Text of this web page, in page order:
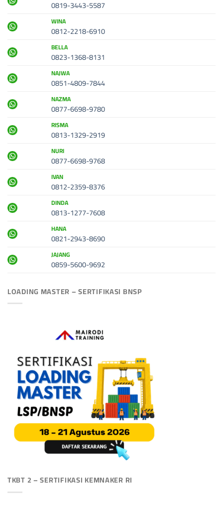
0819-3443-5587
WINA
0812-2218-6910
BELLA
0823-1368-8131
NAJWA
0851-4809-7844
NAZMA
0877-6698-9780
RISMA
0813-1329-2919
NURI
0877-6698-9768
IVAN
0812-2359-8376
DINDA
0813-1277-7608
HANA
0821-2943-8690
JAJANG
0859-5600-9692
LOADING MASTER – SERTIFIKASI BNSP
TKBT 2 – SERTIFIKASI KEMNAKER RI